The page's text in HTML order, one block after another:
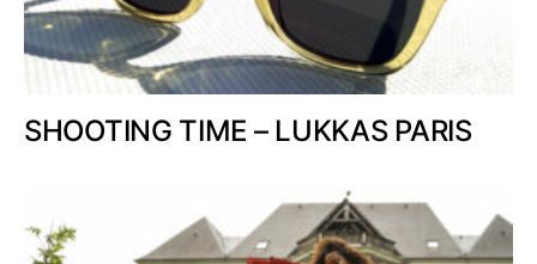
SHOOTING TIME – LUKKAS PARIS